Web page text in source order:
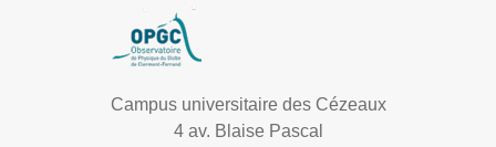
Campus universitaire des Cézeaux
4 av. Blaise Pascal